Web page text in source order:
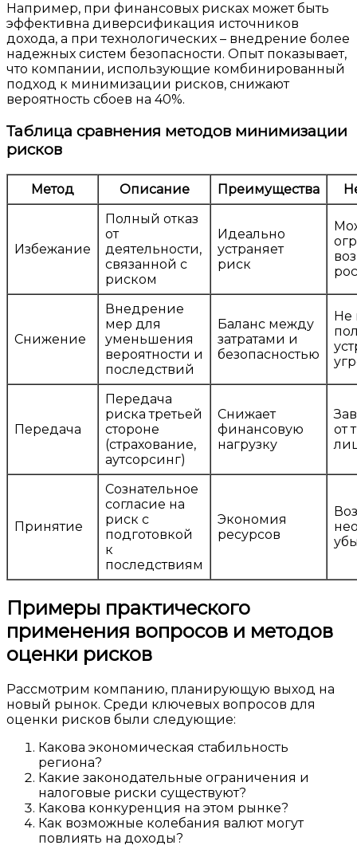
Например, при финансовых рисках может быть
эффективна диверсификация источников
дохода, а при технологических – внедрение более
надежных систем безопасности. Опыт показывает,
что компании, использующие комбинированный
подход к минимизации рисков, снижают
вероятность сбоев на 40%.
Таблица сравнения методов минимизации
рисков
Метод Описание Преимущества
Избежание
Полный отказ
от
деятельности,
связанной с
риском
Идеально
устраняет
риск
Снижение
Внедрение
мер для
уменьшения
вероятности и
последствий
Баланс между
затратами и
безопасностью
Не
Передача
Передача
риска третьей
стороне
(страхование,
аутсорсинг)
Снижает
финансовую
нагрузку
от
Принятие
Сознательное
согласие на
риск с
подготовкой
к
последствиям
Экономия
ресурсов
Примеры практического
применения вопросов и методов
оценки рисков
Рассмотрим компанию, планирующую выход на
новый рынок. Среди ключевых вопросов для
оценки рисков были следующие:
Какова экономическая стабильность
региона?
Какие законодательные ограничения и
налоговые риски существуют?
Какова конкуренция на этом рынке?
Как возможные колебания валют могут
повлиять на доходы?